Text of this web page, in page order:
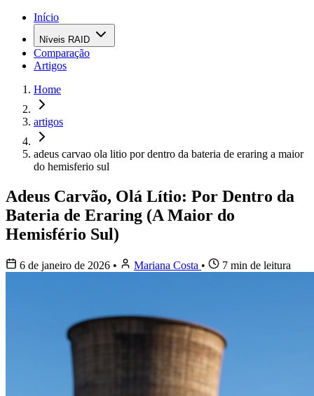
Início
Níveis RAID
Comparação
Artigos
Home
artigos
adeus carvao ola litio por dentro da bateria de eraring a maior
do hemisferio sul
Adeus Carvão, Olá Lítio: Por Dentro da
Bateria de Eraring (A Maior do
Hemisfério Sul)
6 de janeiro de 2026 • Mariana Costa • 7 min de leitura